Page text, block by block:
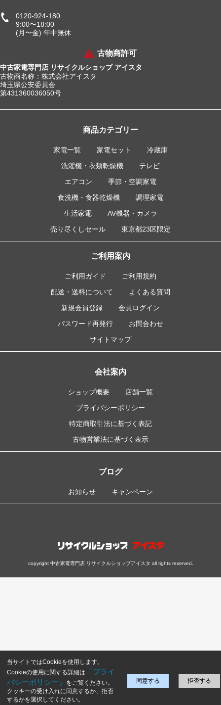
当サイトではCookieを使用します。
Cookieの使用に関する詳細は
「プライ
バシーポリシー」
をご覧ください。
クッキーの受け入れに同意するか、拒否
するかを選択してください。
同意する 拒否する
0120-924-180
9:00〜18:00
(月〜金) 年中無休
古物商許可
中古家電専門店 リサイクルショップ アイスタ
古物商名称：株式会社アイスタ
埼玉県公安委員会
第431360036050号
商品カテゴリー
家電一覧 家電セット
冷蔵庫
洗濯機・衣類乾燥機
テレビ
エアコン
季節・空調家電
食洗機・食器乾燥機
調理家電
生活家電
AV機器・カメラ
売り尽くしセール
東京都23区限定
ご利用案内
ご利用ガイド
ご利用規約
配送・送料について
よくある質問
新規会員登録
会員ログイン
パスワード再発行
お問合わせ
サイトマップ
会社案内
ショップ概要
店舗一覧
プライバシーポリシー
特定商取引法に基づく表記
古物営業法に基づく表示
ブログ
お知らせ キャンペーン
copyright 中古家電専門店 リサイクルショップアイスタ all rights reserved.